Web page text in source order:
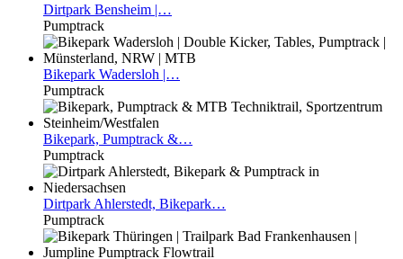
Dirtpark Bensheim |…
Pumptrack
Bikepark Wadersloh |…
Pumptrack
Bikepark, Pumptrack &…
Pumptrack
Dirtpark Ahlerstedt, Bikepark…
Pumptrack